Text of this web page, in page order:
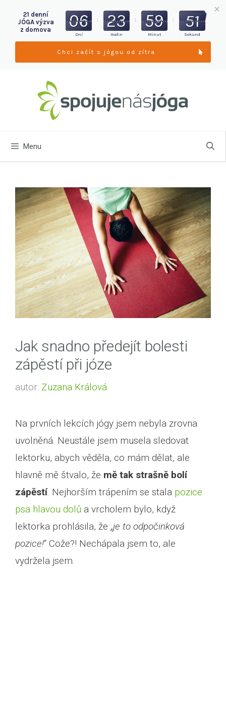
Menu
Jak snadno předejít bolesti
zápěstí při józe
autor: Zuzana Králová
Na prvních lekcích jógy jsem nebyla zrovna
uvolněná. Neustále jsem musela sledovat
lektorku, abych věděla, co mám dělat, ale
hlavně mě štvalo, že mě tak strašně bolí
zápěstí. Nejhorším trápením se stala pozice
psa hlavou dolů a vrcholem bylo, když
lektorka prohlásila, že „je to odpočinková
pozice!“ Cože?! Nechápala jsem to, ale
vydržela jsem.
21 denní
JÓGA výzva
z domova
06
Dní
: 23
Hodin
: 59
Minut
: 49
Sekund
Chci začít s jógou od zítra